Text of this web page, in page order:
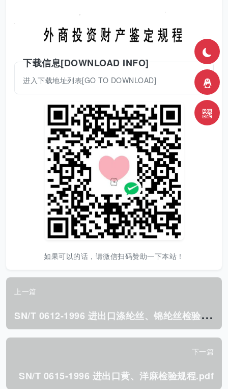
下载信息[DOWNLOAD INFO]
进入下载地址列表[GO TO DOWNLOAD]
如果可以的话，请微信扫码赞助一下本站！
上一篇
S
N/T 0612-1996 进出口涤纶丝、锦纶丝检验规程.pdf
下一篇
SN/T 0615-1996 进出口黄、洋麻检验规程.pdf